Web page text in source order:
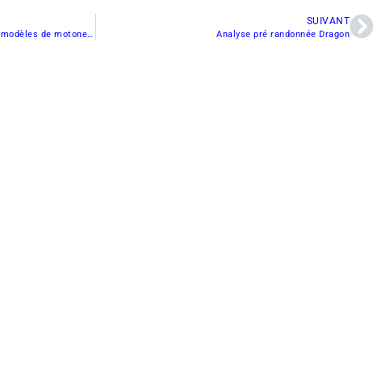
Vous désirez les spécifications des modèles de motoneige? Ne cherchez plus !
SUIVANT
Analyse pré randonnée Dragon